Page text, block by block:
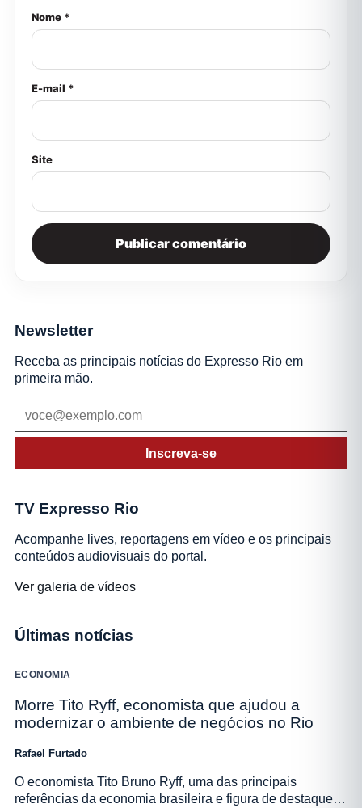
Nome *
E-mail *
Site
Newsletter
Receba as principais notícias do Expresso Rio em
primeira mão.
Inscreva-se
TV Expresso Rio
Acompanhe lives, reportagens em vídeo e os principais
conteúdos audiovisuais do portal.
Ver galeria de vídeos
Últimas notícias
ECONOMIA
Morre Tito Ryff, economista que ajudou a
modernizar o ambiente de negócios no Rio
Rafael Furtado
O economista Tito Bruno Ryff, uma das principais
referências da economia brasileira e figura de destaque…